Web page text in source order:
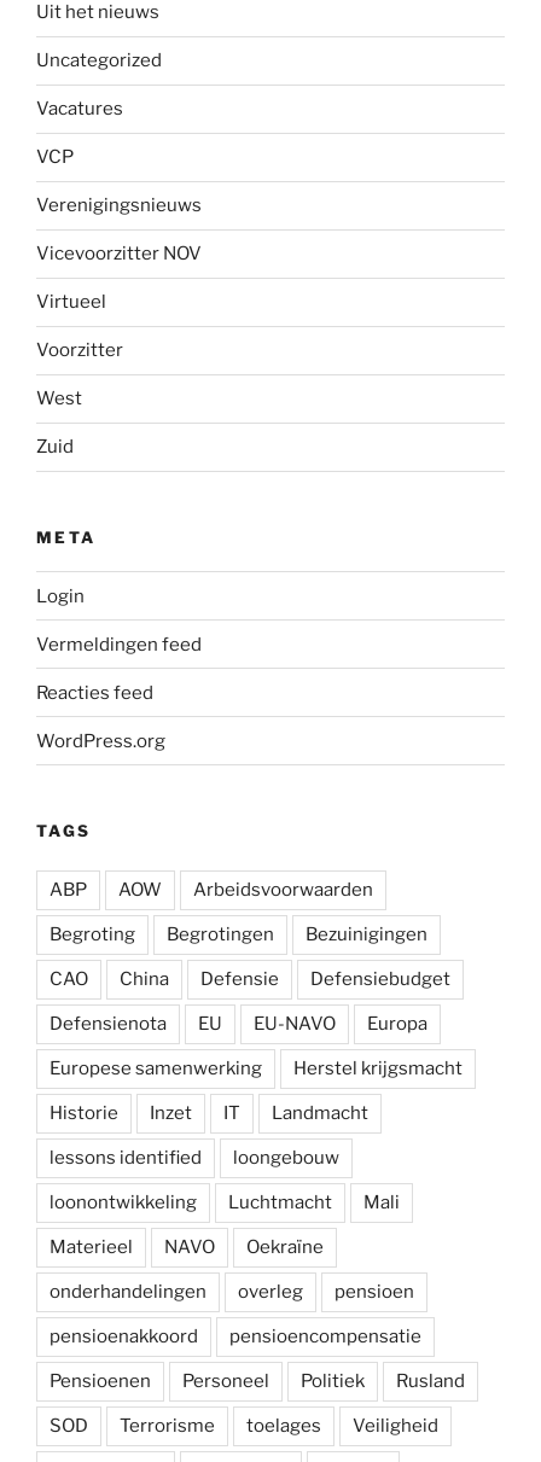
Uit het nieuws
Uncategorized
Vacatures
VCP
Verenigingsnieuws
Vicevoorzitter NOV
Virtueel
Voorzitter
West
Zuid
META
Login
Vermeldingen feed
Reacties feed
WordPress.org
TAGS
ABP AOW Arbeidsvoorwaarden
Begroting Begrotingen Bezuinigingen
CAO China Defensie Defensiebudget
Defensienota EU EU-NAVO Europa
Europese samenwerking Herstel krijgsmacht
Historie Inzet IT Landmacht
lessons identified loongebouw
loonontwikkeling Luchtmacht Mali
Materieel NAVO Oekraïne
onderhandelingen overleg pensioen
pensioenakkoord pensioencompensatie
Pensioenen Personeel Politiek Rusland
SOD Terrorisme toelages Veiligheid